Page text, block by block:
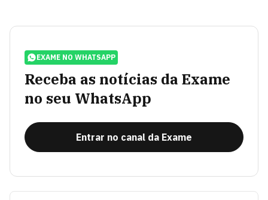
EXAME NO WHATSAPP
Receba as notícias da Exame
no seu WhatsApp
Entrar no canal da Exame